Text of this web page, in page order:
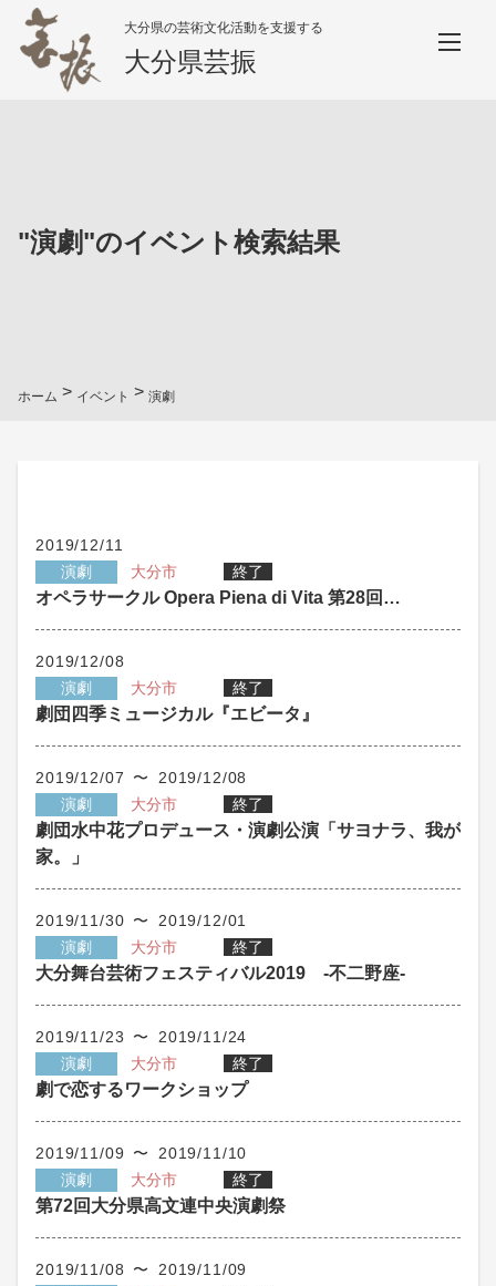
大分県の芸術文化活動を支援する
大分県芸振
"演劇"のイベント検索結果
ホーム > イベント > 演劇
2019/12/11
演劇
大分市 終了
オペラサークル Opera Piena di Vita 第28回…
2019/12/08
演劇
大分市 終了
劇団四季ミュージカル『エビータ』
2019/12/07 〜 2019/12/08
演劇
大分市 終了
劇団水中花プロデュース・演劇公演「サヨナラ、我が
家。」
2019/11/30 〜 2019/12/01
演劇
大分市 終了
大分舞台芸術フェスティバル2019 -不二野座-
2019/11/23 〜 2019/11/24
演劇
大分市 終了
劇で恋するワークショップ
2019/11/09 〜 2019/11/10
演劇
大分市 終了
第72回大分県高文連中央演劇祭
2019/11/08 〜 2019/11/09